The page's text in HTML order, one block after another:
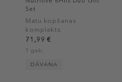
Set
Matu kopšanas
komplekts
71,99 €
1 gab.
DĀVANA